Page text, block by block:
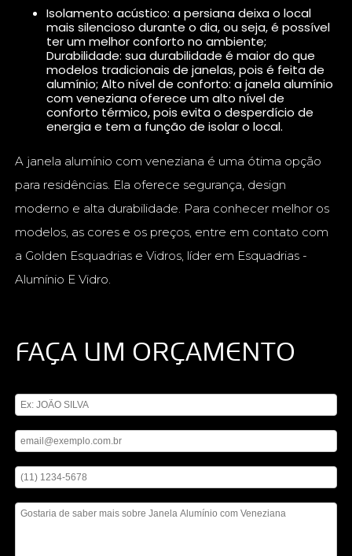
Isolamento acústico: a persiana deixa o local
mais silencioso durante o dia, ou seja, é possível
ter um melhor conforto no ambiente;
Durabilidade: sua durabilidade é maior do que
modelos tradicionais de janelas, pois é feita de
alumínio; Alto nível de conforto: a janela alumínio
com veneziana oferece um alto nível de
conforto térmico, pois evita o desperdício de
energia e tem a função de isolar o local.
A janela alumínio com veneziana é uma ótima opção
para residências. Ela oferece segurança, design
moderno e alta durabilidade. Para conhecer melhor os
modelos, as cores e os preços, entre em contato com
a Golden Esquadrias e Vidros, líder em Esquadrias -
Alumínio E Vidro.
FAÇA UM ORÇAMENTO